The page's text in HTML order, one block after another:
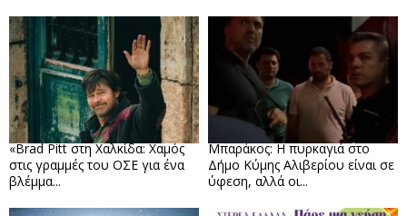
«Brad Pitt στη Χαλκίδα: Χαμός
στις γραμμές του ΟΣΕ για ένα
βλέμμα...
Μπαράκος: Η πυρκαγιά στο
Δήμο Κύμης Αλιβερίου είναι σε
ύφεση, αλλά οι...